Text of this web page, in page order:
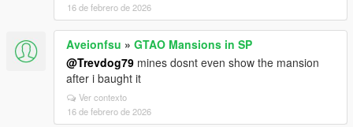
16 de febrero de 2026
Aveionfsu » GTAO Mansions in SP
@Trevdog79 mines dosnt even show the mansion
after i baught it
Ver contexto
16 de febrero de 2026